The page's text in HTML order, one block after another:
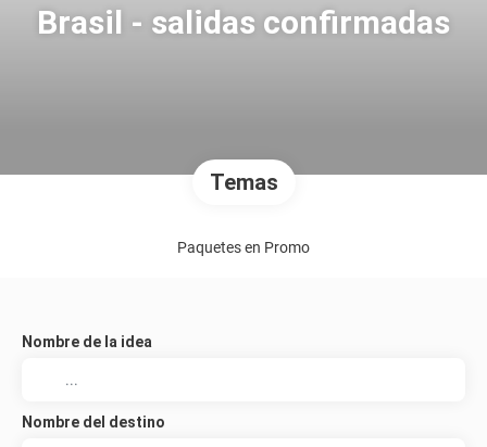
Brasil - salidas confirmadas
Temas
Paquetes en Promo
Nombre de la idea
Nombre del destino